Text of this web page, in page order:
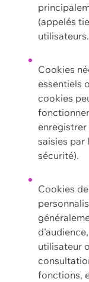
(appelés
Cookies
essentiels
cookies
saisies par
sécurité).
Cookies
utilisateur
fonctions,